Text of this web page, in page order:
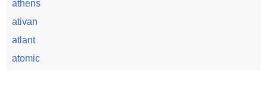
athens
ativan
atlant
atomic